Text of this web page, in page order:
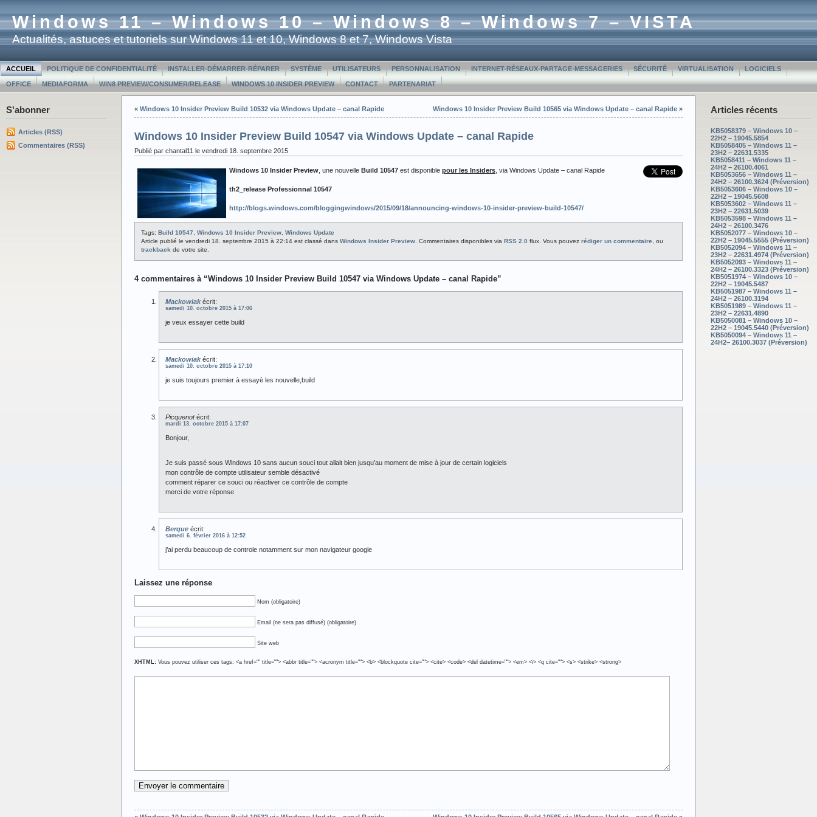
Windows 11 – Windows 10 – Windows 8 – Windows 7 – VISTA
Actualités, astuces et tutoriels sur Windows 11 et 10, Windows 8 et 7, Windows Vista
ACCUEIL POLITIQUE DE CONFIDENTIALITÉ INSTALLER-DÉMARRER-RÉPARER SYSTÈME UTILISATEURS PERSONNALISATION INTERNET-RÉSEAUX-PARTAGE-MESSAGERIES SÉCURITÉ VIRTUALISATION LOGICIELS
OFFICE MEDIAFORMA WIN8 PREVIEW/CONSUMER/RELEASE WINDOWS 10 INSIDER PREVIEW CONTACT PARTENARIAT
S'abonner
Articles (RSS)
Commentaires (RSS)
Articles récents
KB5058379 – Windows 10 –
22H2 – 19045.5854
KB5058405 – Windows 11 –
23H2 – 22631.5335
KB5058411 – Windows 11 –
24H2 – 26100.4061
KB5053656 – Windows 11 –
24H2 – 26100.3624 (Préversion)
KB5053606 – Windows 10 –
22H2 – 19045.5608
KB5053602 – Windows 11 –
23H2 – 22631.5039
KB5053598 – Windows 11 –
24H2 – 26100.3476
KB5052077 – Windows 10 –
22H2 – 19045.5555 (Préversion)
KB5052094 – Windows 11 –
23H2 – 22631.4974 (Préversion)
KB5052093 – Windows 11 –
24H2 – 26100.3323 (Préversion)
KB5051974 – Windows 10 –
22H2 – 19045.5487
KB5051987 – Windows 11 –
24H2 – 26100.3194
KB5051989 – Windows 11 –
23H2 – 22631.4890
KB5050081 – Windows 10 –
22H2 – 19045.5440 (Préversion)
KB5050094 – Windows 11 –
24H2– 26100.3037 (Préversion)
« Windows 10 Insider Preview Build 10532 via Windows Update – canal Rapide Windows 10 Insider Preview Build 10565 via Windows Update – canal Rapide »
Windows 10 Insider Preview Build 10547 via Windows Update – canal Rapide
Publié par chantal11 le vendredi 18. septembre 2015
Windows 10 Insider Preview , une nouvelle Build 10547 est disponible pour les Insiders , via Windows Update – canal Rapide
th2_release Professionnal 10547
http://blogs.windows.com/bloggingwindows/2015/09/18/announcing-windows-10-insider-preview-build-10547/
Tags: Build 10547 Windows 10 Insider Preview Windows Update
Article publié le vendredi 18. septembre 2015 à 22:14 est classé dans Windows Insider Preview . Commentaires disponibles via RSS 2.0 flux. Vous pouvez rédiger un commentaire , ou
trackback de votre site.
4 commentaires à “Windows 10 Insider Preview Build 10547 via Windows Update – canal Rapide”
Mackowiakécrit:
samedi 10. octobre 2015 à 17:06
je veux essayer cette build
Mackowiakécrit:
samedi 10. octobre 2015 à 17:10
je suis toujours premier à essayè les nouvelle,build
Picquenotécrit:
mardi 13. octobre 2015 à 17:07
Bonjour,
Je suis passé sous Windows 10 sans aucun souci tout allait bien jusqu’au moment de mise à jour de certain logiciels
mon contrôle de compte utilisateur semble désactivé
comment réparer ce souci ou réactiver ce contrôle de compte
merci de votre réponse
Berque écrit:
samedi 6. février 2016 à 12:52
j’ai perdu beaucoup de controle notamment sur mon navigateur google
Laissez une réponse
Nom (obligatoire)
Email (ne sera pas diffusé) (obligatoire)
Site web
XHTML: Vous pouvez utiliser ces tags: <a href="" title=""> <abbr title=""> <acronym title=""> <b> <blockquote cite=""> <cite> <code> <del datetime=""> <em> <i> <q cite=""> <s> <strike> <strong>